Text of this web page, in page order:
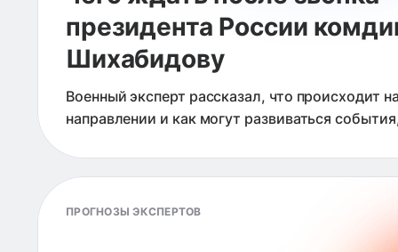
президента России
Шихабидову
Военный эксперт рассказал, что происходит
направлении и как могут развиваться
позиции врага.
ПРОГНОЗЫ ЭКСПЕРТОВ